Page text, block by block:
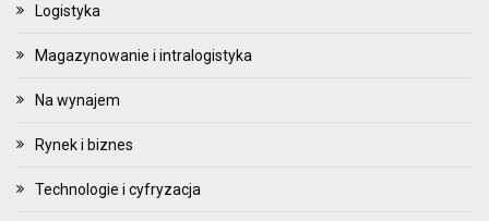
Logistyka
Magazynowanie i intralogistyka
Na wynajem
Rynek i biznes
Technologie i cyfryzacja